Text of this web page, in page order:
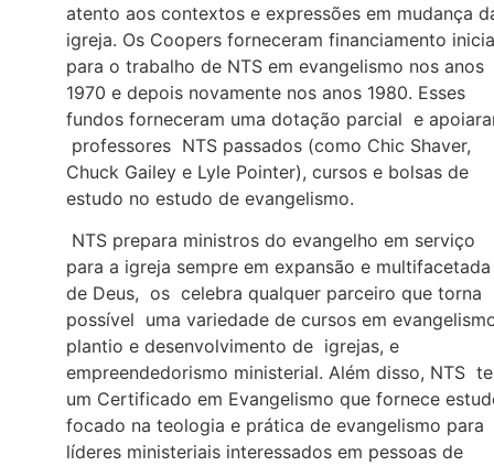
atento aos contextos e expressões em mudança
igreja. Os Coopers forneceram financiamento
para o trabalho de NTS em evangelismo nos anos
1970 e depois novamente nos anos 1980. Esses
fundos forneceram uma dotação parcial e
professores NTS passados (como Chic Shaver,
Chuck Gailey e Lyle Pointer), cursos e bolsas de
estudo no estudo de evangelismo.
NTS prepara ministros do evangelho em serviço
para a igreja sempre em expansão e multifacetada
de Deus, os celebra qualquer parceiro que torna
possível uma variedade de cursos em
plantio e desenvolvimento de igrejas, e
empreendedorismo ministerial. Além disso, NTS
um Certificado em Evangelismo que fornece
focado na teologia e prática de evangelismo para
líderes ministeriais interessados em pessoas de